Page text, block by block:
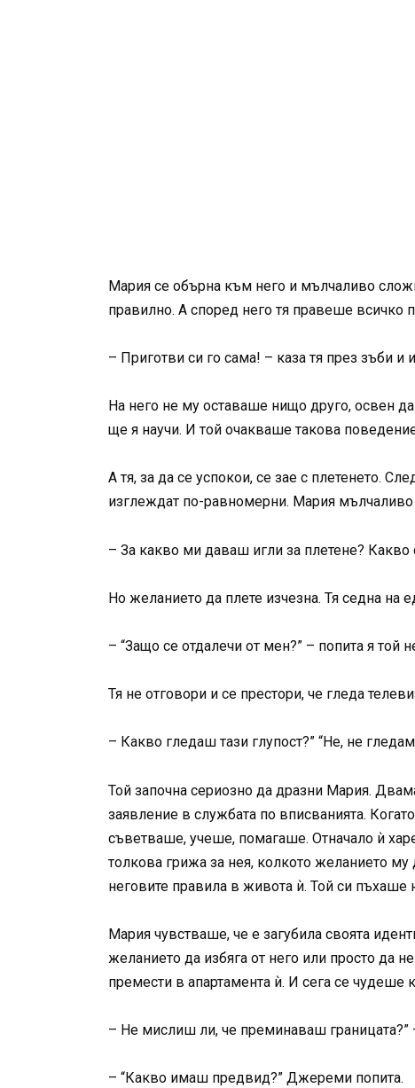
Мария се обърна към него и мълчаливо
правилно. А според него тя правеше всичко
– Приготви си го сама! – каза тя през зъби и
На него не му оставаше нищо друго, освен
ще я научи. И той очакваше такова
А тя, за да се успокои, се зае с плетенето.
изглеждат по-равномерни. Мария мълчаливо
– За какво ми даваш игли за плетене? Какво
Но желанието да плете изчезна. Тя седна на
– “Защо се отдалечи от мен?” – попита я той
Тя не отговори и се престори, че гледа
– Какво гледаш тази глупост?” “Не, не
Той започна сериозно да дразни Мария.
заявление в службата по вписванията.
съветваше, учеше, помагаше. Отначало ѝ
толкова грижа за нея, колкото желанието
неговите правила в живота ѝ. Той си
Мария чувстваше, че е загубила своята
желанието да избяга от него или просто да
премести в апартамента ѝ. И сега се чудеше
– Не мислиш ли, че преминаваш границата?”
– “Какво имаш предвид?” Джереми попита.